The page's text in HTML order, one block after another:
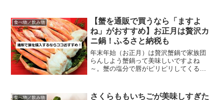
べるとやみつきになる人も多いはず。今
日は通販で買えるサン...
食べ物／飲み物
【蟹を通販で買うなら「ますよ
ね」がおすすめ】お正月は贅沢カ
ニ鍋！ふるさと納税も
年末年始（お正月）は贅沢蟹鍋で家族団
らんしよう蟹鍋って美味しいですよね
～。蟹の塩分で唇がピリピリしてくるま
のんびり1人蟹鍋も最高ですが、年末年始
食べ物／飲み物
さくらももいちごが美味しすぎた